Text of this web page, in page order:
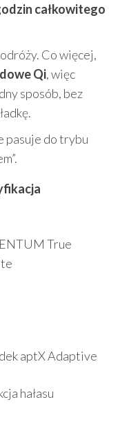
całkowitego
Co więcej,
Qi, więc
sposób, bez
pasuje do trybu
True
aptX Adaptive
hałasu